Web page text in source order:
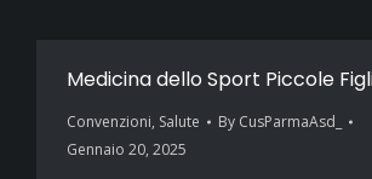
Medicina dello Sport Piccole
Convenzioni, Salute By CusParmaAsd_
Gennaio 20, 2025